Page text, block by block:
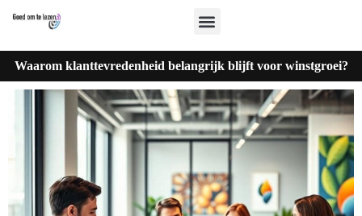
Waarom klanttevredenheid belangrijk blijft voor winstgroei?